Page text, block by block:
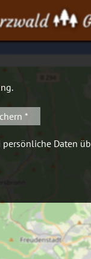
.
*
Daten